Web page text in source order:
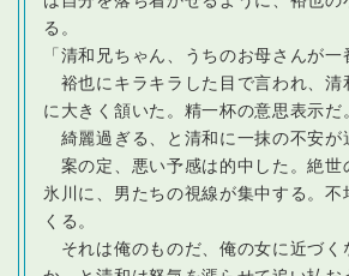
る。
「清和兄ちゃん、うちのお母さんが一
裕也にキラキラした目で言われ、清
に大きく頷いた。精一杯の意思表示だ
綺麗過ぎる、と清和に一抹の不安が
案の定、悪い予感は的中した。絶世
氷川に、男たちの視線が集中する。不
くる。
それは俺のものだ、俺の女に近づく